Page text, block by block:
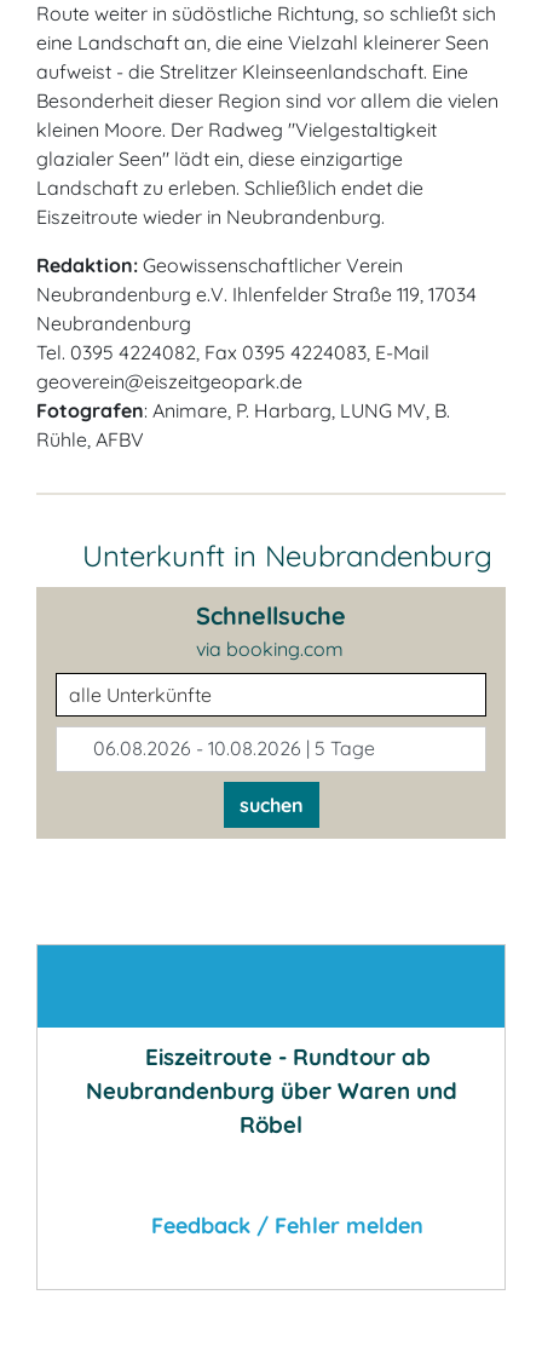
Route weiter in südöstliche Richtung, so schließt sich
eine Landschaft an, die eine Vielzahl kleinerer Seen
aufweist - die Strelitzer Kleinseenlandschaft. Eine
Besonderheit dieser Region sind vor allem die vielen
kleinen Moore. Der Radweg "Vielgestaltigkeit
glazialer Seen" lädt ein, diese einzigartige
Landschaft zu erleben. Schließlich endet die
Eiszeitroute wieder in Neubrandenburg.
Redaktion: Geowissenschaftlicher Verein
Neubrandenburg e.V. Ihlenfelder Straße 119, 17034
Neubrandenburg
Tel. 0395 4224082, Fax 0395 4224083, E-Mail
geoverein@eiszeitgeopark.de
Fotografen: Animare, P. Harbarg, LUNG MV, B.
Rühle, AFBV
Unterkunft in Neubrandenburg
Schnellsuche
via booking.com
Unterkunftsart
06.08.2026 - 10.08.2026 | 5 Tage
suchen
Eiszeitroute - Rundtour ab
Neubrandenburg über Waren und
Röbel
Feedback / Fehler melden